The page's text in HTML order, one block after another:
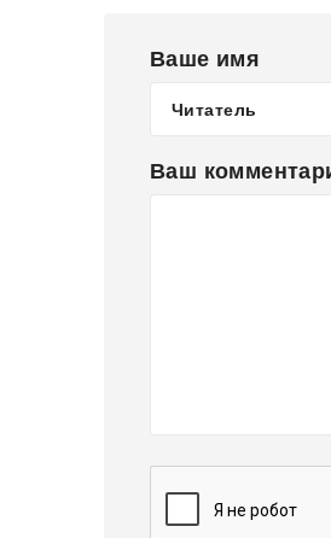
Ваше имя
Ваш